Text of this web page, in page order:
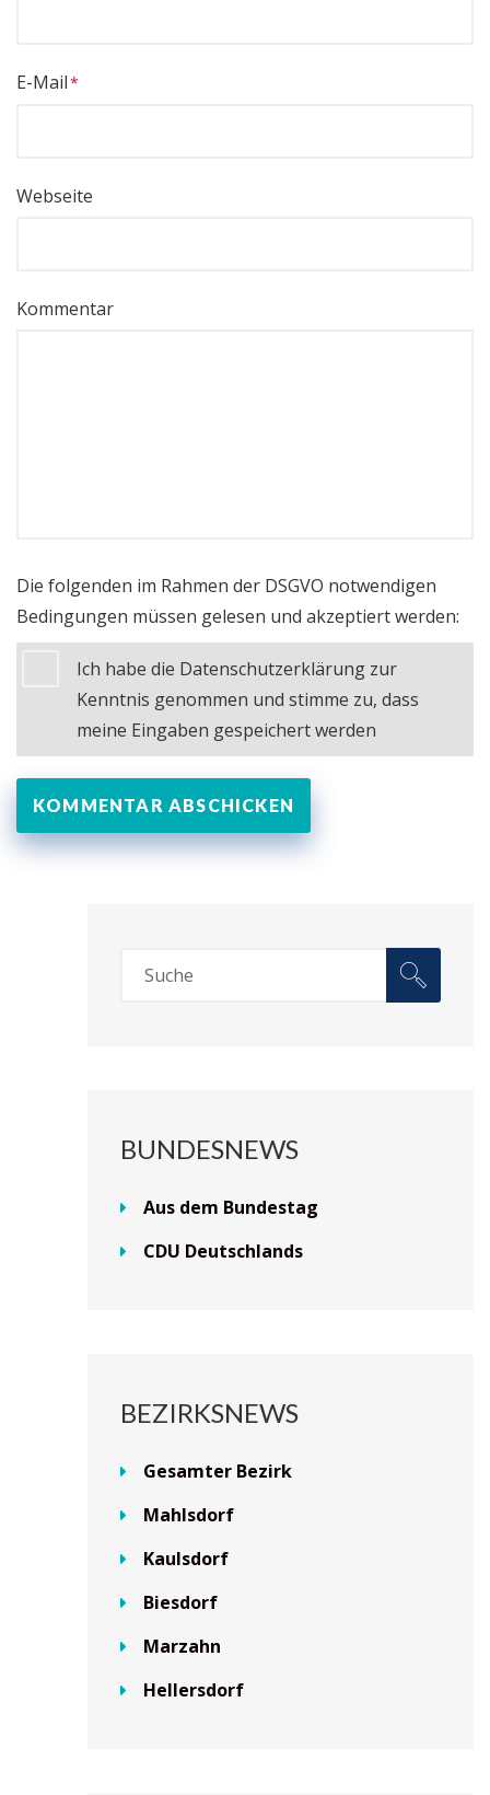
E-Mail
Webseite
Kommentar
Die folgenden im Rahmen der DSGVO notwendigen
Bedingungen müssen gelesen und akzeptiert werden:
Ich habe die Datenschutzerklärung zur
Kenntnis genommen und stimme zu, dass
meine Eingaben gespeichert werden
BUNDESNEWS
Aus dem Bundestag
CDU Deutschlands
BEZIRKSNEWS
Gesamter Bezirk
Mahlsdorf
Kaulsdorf
Biesdorf
Marzahn
Hellersdorf